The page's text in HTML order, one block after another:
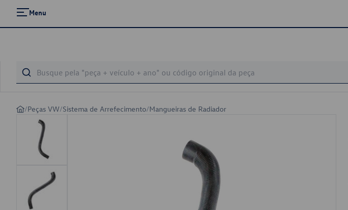
Menu
/Peças VW/Sistema de Arrefecimento/Mangueiras de Radiador